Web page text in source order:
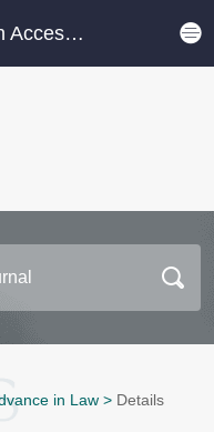
International Open Access Journal Platform
in Law > Details